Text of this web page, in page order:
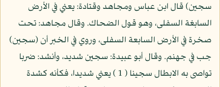
سجين) قال ابن عباس ومجاهد وقتادة: يعني في الأرض
السابغة السفلى، وهو قول الضحاك. وقال مجاهد: تحت
صخرة في الأرض السابعة السفلى، وروي في الخبر أن (سجين)
جب في جهنم. وقال أبو عبيدة: سجين شديد، وأنشد: ضربا
تواصى به الابطال سجينا ( 1 ) يعني شديدا، فكأنه كشدة